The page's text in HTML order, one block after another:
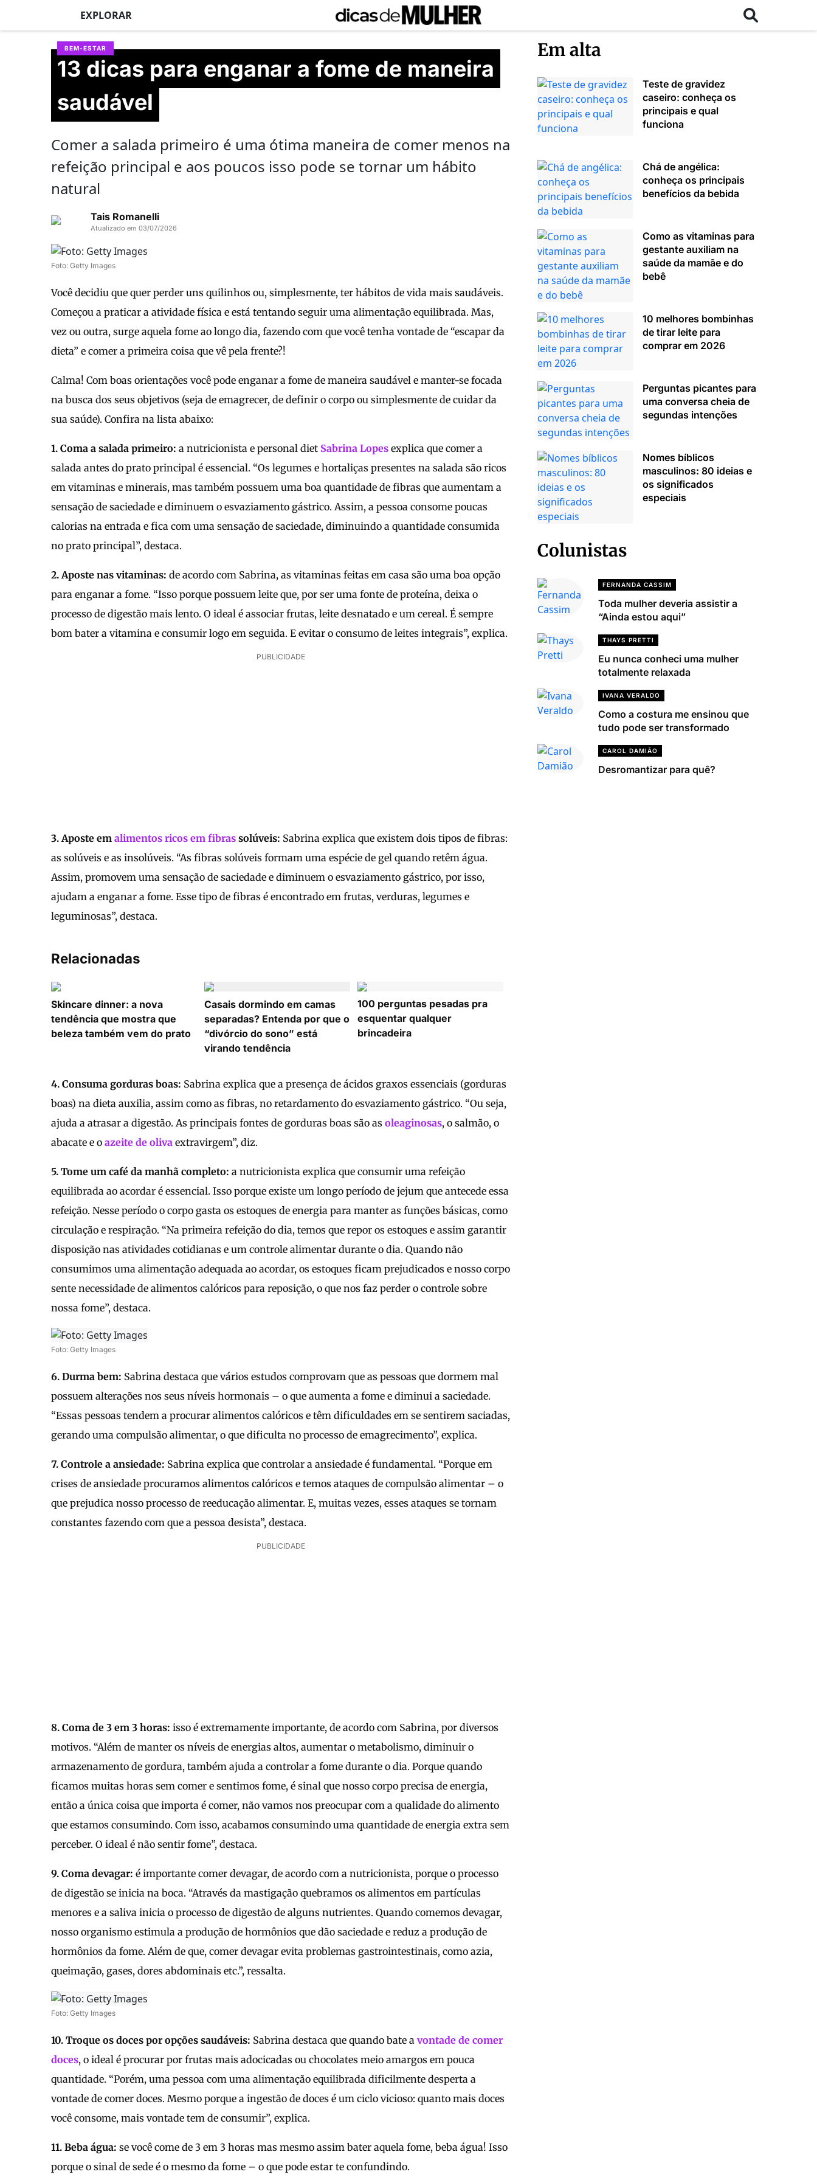
EXPLORAR
BEM-ESTAR
13 dicas para enganar a fome de maneira
saudável
Comer a salada primeiro é uma ótima maneira de comer menos na
refeição principal e aos poucos isso pode se tornar um hábito
natural
Tais Romanelli
Atualizado em 03/07/2026
Foto: Getty Images
Você decidiu que quer perder uns quilinhos ou, simplesmente, ter hábitos de vida mais saudáveis.
Começou a praticar a atividade física e está tentando seguir uma alimentação equilibrada. Mas,
vez ou outra, surge aquela fome ao longo dia, fazendo com que você tenha vontade de “escapar da
dieta” e comer a primeira coisa que vê pela frente?!
Calma! Com boas orientações você pode enganar a fome de maneira saudável e manter-se focada
na busca dos seus objetivos (seja de emagrecer, de definir o corpo ou simplesmente de cuidar da
sua saúde). Confira na lista abaixo:
1. Coma a salada primeiro: a nutricionista e personal diet Sabrina Lopes explica que comer a
salada antes do prato principal é essencial. “Os legumes e hortaliças presentes na salada são ricos
em vitaminas e minerais, mas também possuem uma boa quantidade de fibras que aumentam a
sensação de saciedade e diminuem o esvaziamento gástrico. Assim, a pessoa consome poucas
calorias na entrada e fica com uma sensação de saciedade, diminuindo a quantidade consumida
no prato principal”, destaca.
2. Aposte nas vitaminas: de acordo com Sabrina, as vitaminas feitas em casa são uma boa opção
para enganar a fome. “Isso porque possuem leite que, por ser uma fonte de proteína, deixa o
processo de digestão mais lento. O ideal é associar frutas, leite desnatado e um cereal. É sempre
bom bater a vitamina e consumir logo em seguida. E evitar o consumo de leites integrais”, explica.
PUBLICIDADE
3. Aposte em alimentos ricos em fibras solúveis: Sabrina explica que existem dois tipos de fibras:
as solúveis e as insolúveis. “As fibras solúveis formam uma espécie de gel quando retêm água.
Assim, promovem uma sensação de saciedade e diminuem o esvaziamento gástrico, por isso,
ajudam a enganar a fome. Esse tipo de fibras é encontrado em frutas, verduras, legumes e
leguminosas”, destaca.
Relacionadas
Skincare dinner: a nova
tendência que mostra que
beleza também vem do prato
Casais dormindo em camas
separadas? Entenda por que o
“divórcio do sono” está
virando tendência
100 perguntas pesadas pra
esquentar qualquer
brincadeira
4. Consuma gorduras boas: Sabrina explica que a presença de ácidos graxos essenciais (gorduras
boas) na dieta auxilia, assim como as fibras, no retardamento do esvaziamento gástrico. “Ou seja,
ajuda a atrasar a digestão. As principais fontes de gorduras boas são as oleaginosas, o salmão, o
abacate e o azeite de oliva extravirgem”, diz.
5. Tome um café da manhã completo: a nutricionista explica que consumir uma refeição
equilibrada ao acordar é essencial. Isso porque existe um longo período de jejum que antecede essa
refeição. Nesse período o corpo gasta os estoques de energia para manter as funções básicas, como
circulação e respiração. “Na primeira refeição do dia, temos que repor os estoques e assim garantir
disposição nas atividades cotidianas e um controle alimentar durante o dia. Quando não
consumimos uma alimentação adequada ao acordar, os estoques ficam prejudicados e nosso corpo
sente necessidade de alimentos calóricos para reposição, o que nos faz perder o controle sobre
nossa fome”, destaca.
Foto: Getty Images
6. Durma bem: Sabrina destaca que vários estudos comprovam que as pessoas que dormem mal
possuem alterações nos seus níveis hormonais – o que aumenta a fome e diminui a saciedade.
“Essas pessoas tendem a procurar alimentos calóricos e têm dificuldades em se sentirem saciadas,
gerando uma compulsão alimentar, o que dificulta no processo de emagrecimento”, explica.
7. Controle a ansiedade: Sabrina explica que controlar a ansiedade é fundamental. “Porque em
crises de ansiedade procuramos alimentos calóricos e temos ataques de compulsão alimentar – o
que prejudica nosso processo de reeducação alimentar. E, muitas vezes, esses ataques se tornam
constantes fazendo com que a pessoa desista”, destaca.
PUBLICIDADE
8. Coma de 3 em 3 horas: isso é extremamente importante, de acordo com Sabrina, por diversos
motivos. “Além de manter os níveis de energias altos, aumentar o metabolismo, diminuir o
armazenamento de gordura, também ajuda a controlar a fome durante o dia. Porque quando
ficamos muitas horas sem comer e sentimos fome, é sinal que nosso corpo precisa de energia,
então a única coisa que importa é comer, não vamos nos preocupar com a qualidade do alimento
que estamos consumindo. Com isso, acabamos consumindo uma quantidade de energia extra sem
perceber. O ideal é não sentir fome”, destaca.
9. Coma devagar: é importante comer devagar, de acordo com a nutricionista, porque o processo
de digestão se inicia na boca. “Através da mastigação quebramos os alimentos em partículas
menores e a saliva inicia o processo de digestão de alguns nutrientes. Quando comemos devagar,
nosso organismo estimula a produção de hormônios que dão saciedade e reduz a produção de
hormônios da fome. Além de que, comer devagar evita problemas gastrointestinais, como azia,
queimação, gases, dores abdominais etc.”, ressalta.
Foto: Getty Images
10. Troque os doces por opções saudáveis: Sabrina destaca que quando bate a vontade de comer
doces, o ideal é procurar por frutas mais adocicadas ou chocolates meio amargos em pouca
quantidade. “Porém, uma pessoa com uma alimentação equilibrada dificilmente desperta a
vontade de comer doces. Mesmo porque a ingestão de doces é um ciclo vicioso: quanto mais doces
você consome, mais vontade tem de consumir”, explica.
11. Beba água: se você come de 3 em 3 horas mas mesmo assim bater aquela fome, beba água! Isso
porque o sinal de sede é o mesmo da fome – o que pode estar te confundindo.
Em alta
Teste de gravidez
caseiro: conheça os
principais e qual
funciona
Chá de angélica:
conheça os principais
benefícios da bebida
Como as vitaminas para
gestante auxiliam na
saúde da mamãe e do
bebê
10 melhores bombinhas
de tirar leite para
comprar em 2026
Perguntas picantes para
uma conversa cheia de
segundas intenções
Nomes bíblicos
masculinos: 80 ideias e
os significados
especiais
Colunistas
FERNANDA CASSIM
Toda mulher deveria assistir a
“Ainda estou aqui”
THAYS PRETTI
Eu nunca conheci uma mulher
totalmente relaxada
IVANA VERALDO
Como a costura me ensinou que
tudo pode ser transformado
CAROL DAMIÃO
Desromantizar para quê?